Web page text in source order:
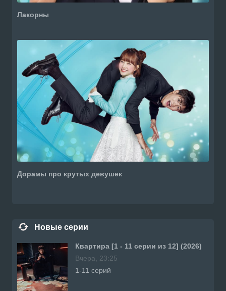
Лакорны
Дорамы про крутых девушек
Новые серии
Квартира [1 - 11 серии из 12] (2026)
Вчера, 23:25
1-11 серий